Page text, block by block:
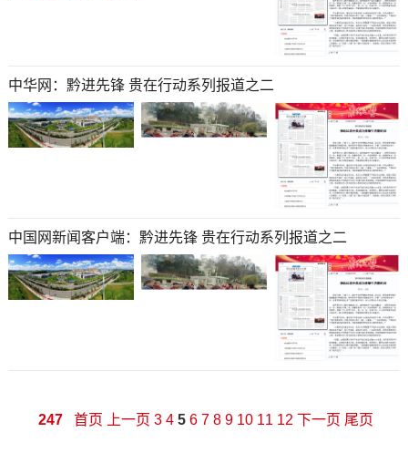
中华网：黔进先锋 贵在行动系列报道之二
中国网新闻客户端：黔进先锋 贵在行动系列报道之二
247 首页 上一页 3 4 5 6 7 8 9 10 11 12 下一页 尾页